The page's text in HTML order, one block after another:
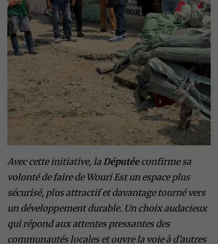
Avec cette initiative, la Députéeconfirme sa
volonté de faire de Wouri Est un espace plus
sécurisé, plus attractif et davantage tourné vers
un développement durable. Un choix audacieux
qui répond aux attentes pressantes des
communautés locales et ouvre la voie à d’autres